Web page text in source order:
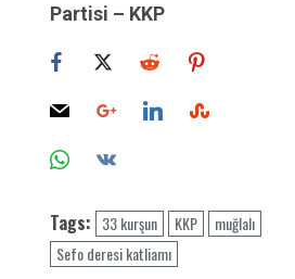
Partisi – KKP
Tags: 33 kurşun KKP
muğlalı
Sefo deresi katliamı